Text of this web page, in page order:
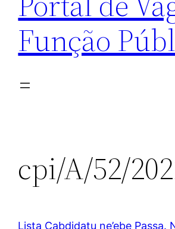
Função
cpi/A/52/
Lista Cabdidatu ne’ebe Passa.